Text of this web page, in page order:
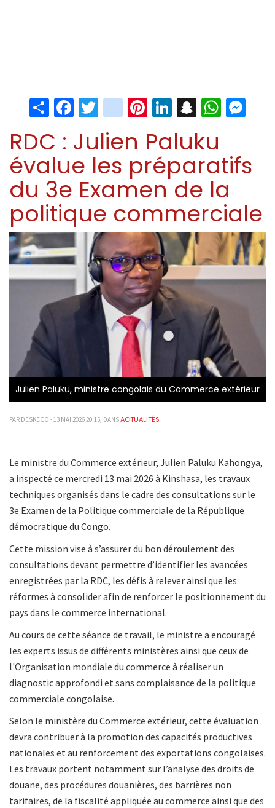
ShareFacebook
Twitter
instagram
Pinterest
LinkedIn
Snapchat
RDC : Julien Paluku
évalue les préparatifs
du 3e Examen de la
politique commerciale
Julien Paluku, ministre congolais du Commerce extérieur
PAR DESKECO - 13 MAI 2026 20:15, DANSACTUALITÉS
Le ministre du Commerce extérieur, Julien Paluku Kahongya,
a inspecté ce mercredi 13 mai 2026 à Kinshasa, les travaux
techniques organisés dans le cadre des consultations sur le
3e Examen de la Politique commerciale de la République
démocratique du Congo.
Cette mission vise à s’assurer du bon déroulement des
consultations devant permettre d’identifier les avancées
enregistrées par la RDC, les défis à relever ainsi que les
réformes à consolider afin de renforcer le positionnement du
pays dans le commerce international.
Au cours de cette séance de travail, le ministre a encouragé
les experts issus de différents ministères ainsi que ceux de
l'Organisation mondiale du commerce à réaliser un
diagnostic approfondi et sans complaisance de la politique
commerciale congolaise.
Selon le ministère du Commerce extérieur, cette évaluation
devra contribuer à la promotion des capacités productives
nationales et au renforcement des exportations congolaises.
Les travaux portent notamment sur l’analyse des droits de
douane, des procédures douanières, des barrières non
tarifaires, de la fiscalité appliquée au commerce ainsi que des